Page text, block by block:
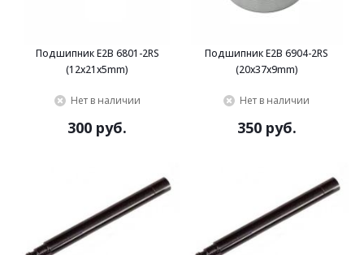
Подшипник E2B 6801-2RS
(12x21x5mm)
Нет в наличии
300 руб.
Подшипник E2B 6904-2RS
(20x37x9mm)
Нет в наличии
350 руб.